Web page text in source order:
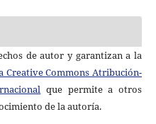
de autor y garantizan a la
Creative Commons Atribución-
que permite a otros
de la autoría.